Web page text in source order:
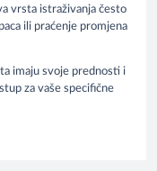
vrsta istraživanja često
ili praćenje promjena
imaju svoje prednosti i
za vaše specifične